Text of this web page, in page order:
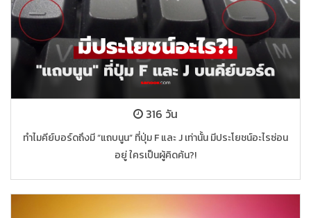
316 วัน
ทำไมคีย์บอร์ดถึงมี “แถบนูน” ที่ปุ่ม F และ J เท่านั้น มีประโยชน์อะไรซ่อน
อยู่ ใครเป็นผู้คิดค้น?!